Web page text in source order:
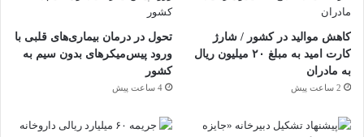
کاهش موالید در کشور / شارژ
کارت امید به مبلغ ۲۰ میلیون ریال
به مادران
2 ساعت پیش
تحول در درمان بیماری‌های قلبی با
ورود پیس‌میکرهای بدون سیم به
کشور
4 ساعت پیش